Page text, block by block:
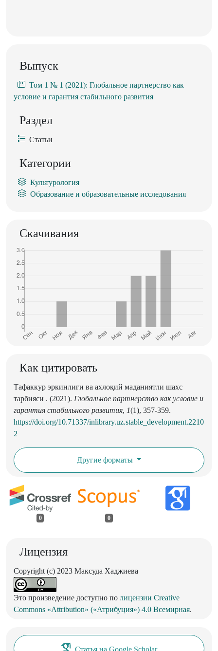
Выпуск
Том 1 № 1 (2021): Глобальное партнерство как
условие и гарантия стабильного развития
Раздел
Статьи
Категории
Культурология
Образование и образовательные исследования
Скачивания
Как цитировать
Тафаккур эркинлиги ва ахлоқий маданиятли шахс
тарбияси . (2021). Глобальное партнерство как условие и
гарантия стабильного развития, 1(1), 357-359.
https://doi.org/10.71337/inlibrary.uz.stable_development.2210
2
Другие форматы
0 0
Лицензия
Copyright (c) 2023 Максуда Хаджиева
Это произведение доступно по лицензии Creative
Commons «Attribution» («Атрибуция») 4.0 Всемирная.